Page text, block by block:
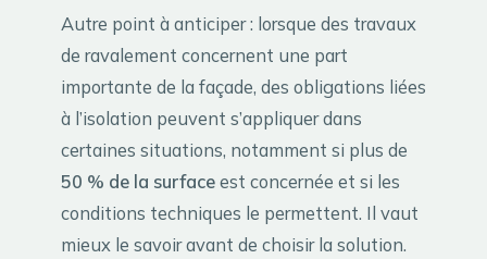
Autre point à anticiper : lorsque des travaux
de ravalement concernent une part
importante de la façade, des obligations liées
à l’isolation peuvent s’appliquer dans
certaines situations, notamment si plus de
50 % de la surfaceest concernée et si les
conditions techniques le permettent. Il vaut
mieux le savoir avant de choisir la solution.